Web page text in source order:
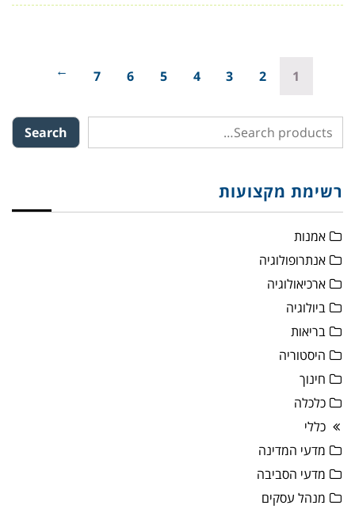
1
2
3
4
5
6
7
→
Search
רשימת מקצועות
אמנות
אנתרופולוגיה
ארכיאולוגיה
ביולוגיה
בריאות
היסטוריה
חינוך
כלכלה
כללי
מדעי המדינה
מדעי הסביבה
מנהל עסקים